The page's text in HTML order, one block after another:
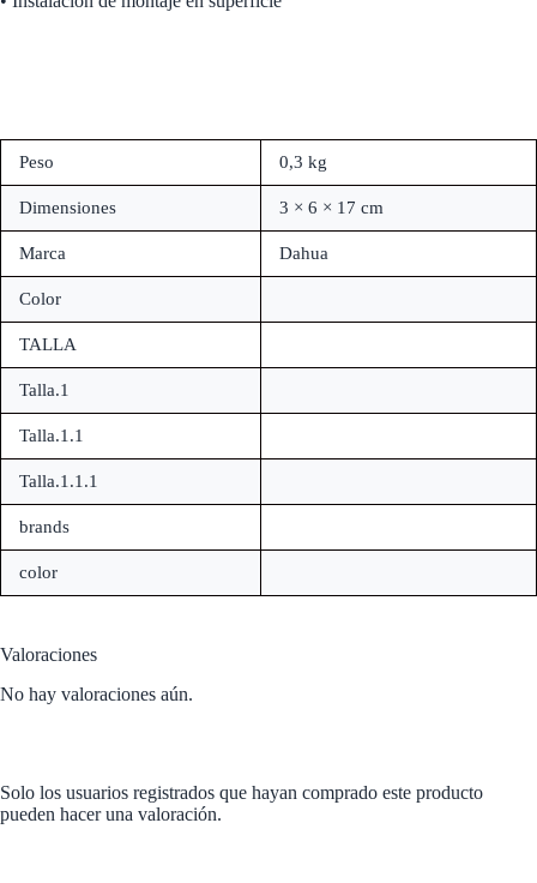
Peso 0,3 kg
Dimensiones 3 × 6 × 17 cm
Marca Dahua
Color
TALLA
Talla.1
Talla.1.1
Talla.1.1.1
brands
color
Valoraciones
No hay valoraciones aún.
Solo los usuarios registrados que hayan comprado este producto
pueden hacer una valoración.